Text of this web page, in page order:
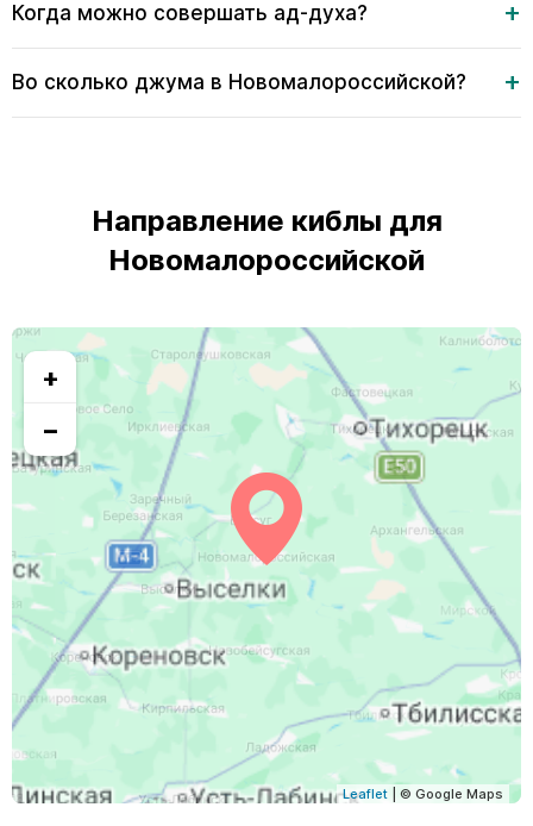
Когда можно совершать ад-духа?
Во сколько джума в Новомалороссийской?
Направление киблы для
Новомалороссийской
+
−
Leaflet | © Google Maps